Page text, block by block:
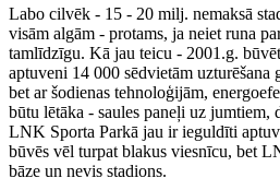
Labo cilvēk - 15 - 20 milj. nemaksā
visām algām - protams, ja neiet runa
tamlīdzīgu. Kā jau teicu - 2001.g.
aptuveni 14 000 sēdvietām uzturēšana
bet ar šodienas tehnoloģijām,
būtu lētāka - saules paneļi uz jumtiem,
LNK Sporta Parkā jau ir ieguldīti
būvēs vēl turpat blakus viesnīcu, bet
bāze un nevis stadions.